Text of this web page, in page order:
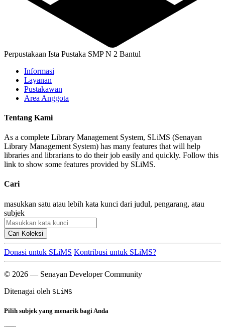
Perpustakaan Ista Pustaka SMP N 2 Bantul
Informasi
Layanan
Pustakawan
Area Anggota
Tentang Kami
As a complete Library Management System, SLiMS (Senayan
Library Management System) has many features that will help
libraries and librarians to do their job easily and quickly. Follow this
link to show some features provided by SLiMS.
Cari
masukkan satu atau lebih kata kunci dari judul, pengarang, atau
subjek
Cari Koleksi
Donasi untuk SLiMS Kontribusi untuk SLiMS?
© 2026 — Senayan Developer Community
Ditenagai oleh SLiMS
Pilih subjek yang menarik bagi Anda